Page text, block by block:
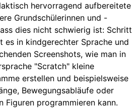
hervorragend aufbereitete
Grundschülerinnen und -
dies nicht schwierig ist: Schritt
es in kindgerechter Sprache und
Screenshots, wie man in
"Scratch" kleine
erstellen und beispielsweise
Bewegungsabläufe oder
Figuren programmieren kann.